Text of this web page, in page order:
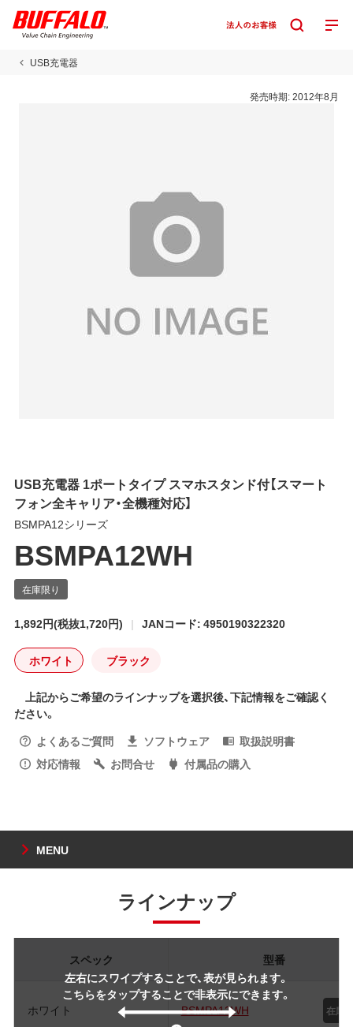
USB充電器
発売時期:2012年8月
USB充電器 1ポートタイプ スマホスタンド付【スマート
フォン全キャリア・全機種対応】
BSMPA12シリーズ
BSMPA12WH
1,892円(税抜1,720円) JANコード: 4950190322320
ホワイト ブラック
上記からご希望のラインナップを選択後、下記情報をご確認く
ださい。
よくあるご質問
ソフトウェア
取扱説明書
対応情報
お問合せ 付属品の購入
MENU
ラインナップ
左右にスワイプすることで、表が見られます。
こちらをタップすることで非表示にできます。
スペック 型番
ホワイト BSMPA12WH